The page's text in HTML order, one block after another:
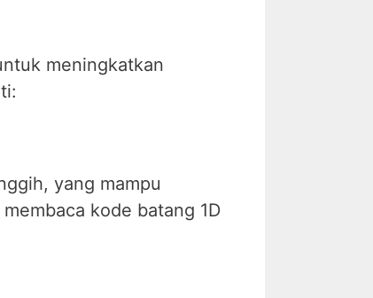
meningkatkan
yang mampu
kode batang 1D